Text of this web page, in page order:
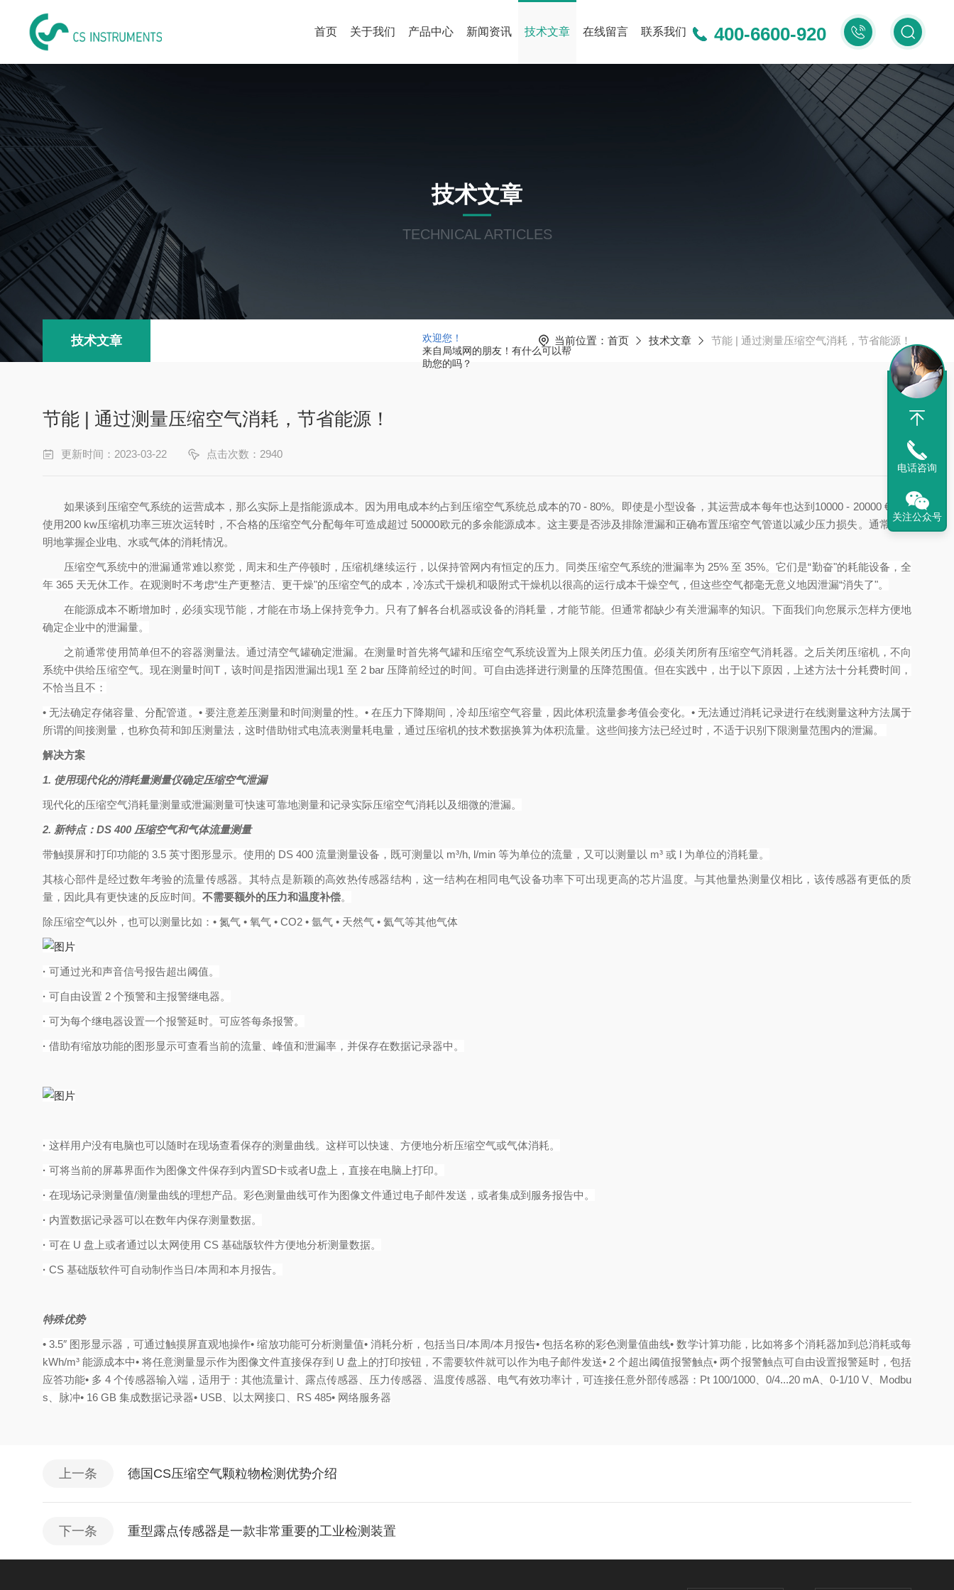
欢迎您！
来自局域网的朋友！有什么可以帮
助您的吗？
400-
6600-
920
400-6600-920
首页 关于我们 产品中心 新闻资讯 技术文章 在线留言 联系我们
技术文章
TECHNICAL ARTICLES
技术文章 当前位置： 首页 技术文章 节能 | 通过测量压缩空气消耗，节省能源！
节能 | 通过测量压缩空气消耗，节省能源！
更新时间：2023-03-22 点击次数：2940
如果谈到压缩空气系统的运营成本，那么实际上是指能源成本。因为用电成本约占到压缩空气系统总成本的70 - 80%。即使是小型设备，其运营成本每年也达到10000 - 20000 €。
在
使用200 kw压缩机功率三班次运转时，不合格的压缩空气分配每年可造成超过 50000欧元的多余能源成本。这主要是否涉及排除泄漏和正确布置压缩空气管道以减少压力损失。通常可透
明地掌握企业电、水或气体的消耗情况。
压缩空气系统中的泄漏通常难以察觉，周末和生产停顿时，压缩机继续运行，以保持管网内有恒定的压力。同类压缩空气系统的泄漏率为 25% 至 35%。它们是“勤奋"的耗能设备，全
年 365 天无休工作。在观测时不考虑“生产更整洁、更干燥"的压缩空气的成本，冷冻式干燥机和吸附式干燥机以很高的运行成本干燥空气，但这些空气都毫无意义地因泄漏“消失了"。
在能源成本不断增加时，必须实现节能，才能在市场上保持竞争力。只有了解各台机器或设备的消耗量，才能节能。但通常都缺少有关泄漏率的知识。下面我们向您展示怎样方便地
确定企业中的泄漏量。
之前通常使用简单但不的容器测量法。通过清空气罐确定泄漏。在测量时首先将气罐和压缩空气系统设置为上限关闭压力值。必须关闭所有压缩空气消耗器。之后关闭压缩机，不向
系统中供给压缩空气。 现在测量时间T，该时间是指因泄漏出现1 至 2 bar 压降前经过的时间。可自由选择进行测量的压降范围值。但在实践中，出于以下原因，上述方法十分耗费时间，
不恰当且不：
• 无法确定存储容量、分配管道。• 要注意差压测量和时间测量的性。• 在压力下降期间，冷却压缩空气容量，因此体积流量参考值会变化。• 无法通过消耗记录进行在线测量这种方法属于
所谓的间接测量，也称负荷和卸压测量法，这时借助钳式电流表测量耗电量，通过压缩机的技术数据换算为体积流量。这些间接方法已经过时，不适于识别下限测量范围内的泄漏。
解决方案
1. 使用现代化的消耗量测量仪确定压缩空气泄漏
现代化的压缩空气消耗量测量或泄漏测量可快速可靠地测量和记录实际压缩空气消耗以及细微的泄漏。
2. 新特点：DS 400 压缩空气和气体流量测量
带触摸屏和打印功能的 3.5 英寸图形显示。使用的 DS 400 流量测量设备，既可测量以 m³/h, l/min 等为单位的流量，又可以测量以 m³ 或 l 为单位的消耗量。
其核心部件是经过数年考验的流量传感器。其特点是新颖的高效热传感器结构，这一结构在相同电气设备功率下可出现更高的芯片温度。与其他量热测量仪相比，该传感器有更低的质
量，因此具有更快速的反应时间。 不需要额外的压力和温度补偿。
除压缩空气以外，也可以测量比如：• 氮气 • 氧气 • CO2 • 氩气 • 天然气 • 氦气等其他气体
· 可通过光和声音信号报告超出阈值。
· 可自由设置 2 个预警和主报警继电器。
· 可为每个继电器设置一个报警延时。可应答每条报警。
· 借助有缩放功能的图形显示可查看当前的流量、峰值和泄漏率，并保存在数据记录器中。
· 这样用户没有电脑也可以随时在现场查看保存的测量曲线。这样可以快速、方便地分析压缩空气或气体消耗。
· 可将当前的屏幕界面作为图像文件保存到内置SD卡或者U盘上，直接在电脑上打印。
· 在现场记录测量值/测量曲线的理想产品。彩色测量曲线可作为图像文件通过电子邮件发送，或者集成到服务报告中。
· 内置数据记录器可以在数年内保存测量数据。
· 可在 U 盘上或者通过以太网使用 CS 基础版软件方便地分析测量数据。
· CS 基础版软件可自动制作当日/本周和本月报告。
特殊优势
• 3.5″ 图形显示器，可通过触摸屏直观地操作• 缩放功能可分析测量值• 消耗分析，包括当日/本周/本月报告• 包括名称的彩色测量值曲线• 数学计算功能，比如将多个消耗器加到总消耗或每
kWh/m³ 能源成本中• 将任意测量显示作为图像文件直接保存到 U 盘上的打印按钮，不需要软件就可以作为电子邮件发送• 2 个超出阈值报警触点• 两个报警触点可自由设置报警延时，包括
应答功能• 多 4 个传感器输入端，适用于：其他流量计、露点传感器、压力传感器、温度传感器、电气有效功率计，可连接任意外部传感器：Pt 100/1000、0/4...20 mA、0-1/10 V、Modbu
s、脉冲• 16 GB 集成数据记录器• USB、以太网接口、RS 485• 网络服务器
上一条 德国CS压缩空气颗粒物检测优势介绍
下一条 重型露点传感器是一款非常重要的工业检测装置
电话咨询
关注公众号